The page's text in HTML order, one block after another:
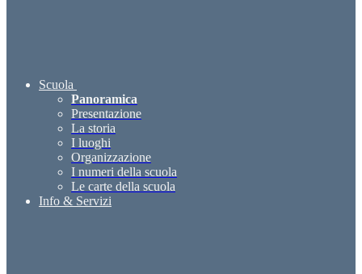
Scuola
Panoramica
Presentazione
La storia
I luoghi
Organizzazione
I numeri della scuola
Le carte della scuola
Info & Servizi